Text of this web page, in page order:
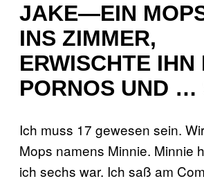
JAKE—EIN
INS ZIMMER,
ERWISCHTE IHN
PORNOS UND …
Ich muss 17 gewesen sein.
Mops namens Minnie. Minnie
ich sechs war. Ich saß am